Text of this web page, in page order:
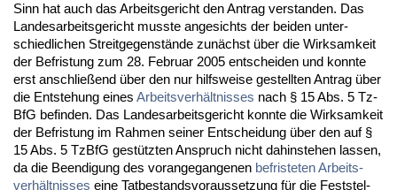
Sinn hat auch das Ar­beits­ge­richt den An­trag ver­stan­den. Das
Lan­des­ar­beits­ge­richt muss­te an­ge­sichts der bei­den un­ter­
schied­li­chen Streit­ge­genstände zunächst über die Wirk­sam­keit
der Be­fris­tung zum 28. Fe­bru­ar 2005 ent­schei­den und konn­te
erst an­sch­ließend über den nur hilfs­wei­se ge­stell­ten An­trag über
die Ent­ste­hung ei­nes Ar­beits­verhält­nis­ses nach § 15 Abs. 5 Tz­
B­fG be­fin­den. Das Lan­des­ar­beits­ge­richt konn­te die Wirk­sam­keit
der Be­fris­tung im Rah­men sei­ner Ent­schei­dung über den auf §
15 Abs. 5 Tz­B­fG gestütz­ten An­spruch nicht da­hin­ste­hen las­sen,
da die Be­en­di­gung des vor­an­ge­gan­ge­nen be­fris­te­ten Ar­beits­
verhält­nis­ses ei­ne Tat­be­stands­vor­aus­set­zung für die Fest­stel­